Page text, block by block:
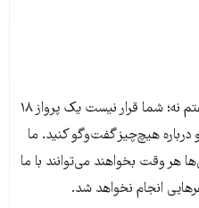
به تیمم که آماده حرکت بودند گفتم نه؛ شما قرار نیست یک پرواز ۱۸
درباره هیچ‌چیز گفت‌وگو کنید. ما
هر وقت بخواهند می‌توانند با ما
انجام نخواهد شد.